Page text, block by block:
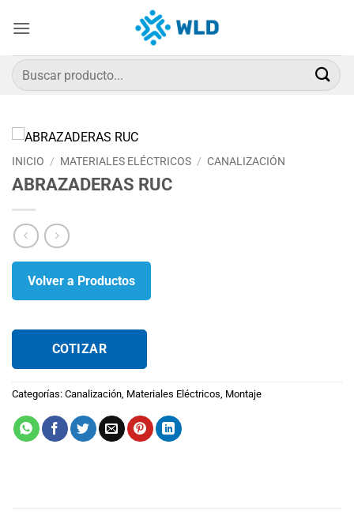
Buscar
por:
INICIO / MATERIALES ELÉCTRICOS / CANALIZACIÓN
ABRAZADERAS RUC
Volver a Productos
COTIZAR
Categorías: Canalización Materiales Eléctricos Montaje